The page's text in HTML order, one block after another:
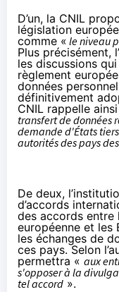
D’un, la CNIL
législation
comme « le niveau
Plus précisément,
les discussions
règlement
données
définitivement
CNIL rappelle
transfert de données
demande d'États
autorités des pays
De deux,
d’accords
des accords entre
européenne et les
les échanges de
ces pays. Selon
permettra « aux
s'opposer à la
tel accord ».